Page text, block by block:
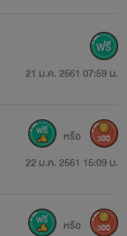
21 ม.ค. 2561 07:59 น.
22 ม.ค. 2561 15:09 น.
หรือ 300
หรือ 300